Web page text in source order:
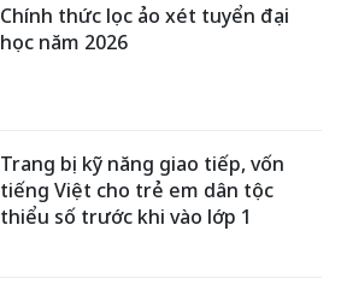
Chính thức lọc ảo xét tuyển đại
học năm 2026
Trang bị kỹ năng giao tiếp, vốn
tiếng Việt cho trẻ em dân tộc
thiểu số trước khi vào lớp 1